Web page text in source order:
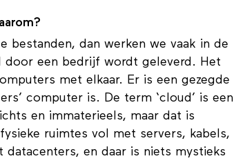
bestanden, dan werken we vaak in de
door een bedrijf wordt geleverd. Het
met elkaar. Er is een gezegde
computer is. De term ‘cloud’ is een
en immaterieels, maar dat is
ruimtes vol met servers, kabels,
en daar is niets mystieks